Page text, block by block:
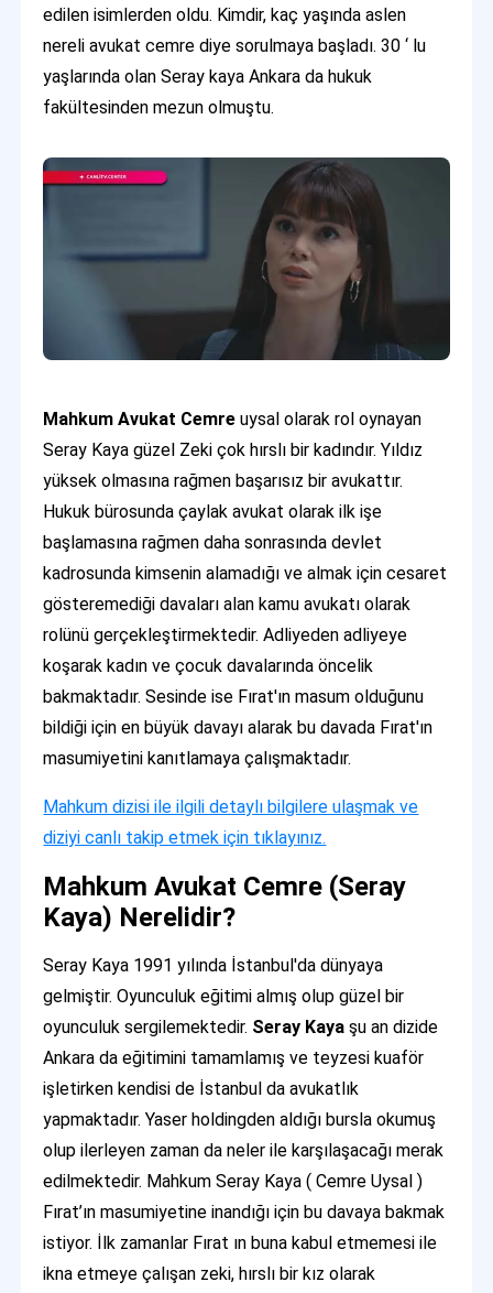
edilen isimlerden oldu. Kimdir, kaç yaşında aslen
nereli avukat cemre diye sorulmaya başladı. 30 ‘ lu
yaşlarında olan Seray kaya Ankara da hukuk
fakültesinden mezun olmuştu.
Mahkum Avukat Cemre uysal olarak rol oynayan
Seray Kaya güzel Zeki çok hırslı bir kadındır. Yıldız
yüksek olmasına rağmen başarısız bir avukattır.
Hukuk bürosunda çaylak avukat olarak ilk işe
başlamasına rağmen daha sonrasında devlet
kadrosunda kimsenin alamadığı ve almak için cesaret
gösteremediği davaları alan kamu avukatı olarak
rolünü gerçekleştirmektedir. Adliyeden adliyeye
koşarak kadın ve çocuk davalarında öncelik
bakmaktadır. Sesinde ise Fırat'ın masum olduğunu
bildiği için en büyük davayı alarak bu davada Fırat'ın
masumiyetini kanıtlamaya çalışmaktadır.
Mahkum dizisi ile ilgili detaylı bilgilere ulaşmak ve
diziyi canlı takip etmek için tıklayınız.
Mahkum Avukat Cemre (Seray
Kaya) Nerelidir?
Seray Kaya 1991 yılında İstanbul'da dünyaya
gelmiştir. Oyunculuk eğitimi almış olup güzel bir
oyunculuk sergilemektedir. Seray Kaya şu an dizide
Ankara da eğitimini tamamlamış ve teyzesi kuaför
işletirken kendisi de İstanbul da avukatlık
yapmaktadır. Yaser holdingden aldığı bursla okumuş
olup ilerleyen zaman da neler ile karşılaşacağı merak
edilmektedir. Mahkum Seray Kaya ( Cemre Uysal )
Fırat’ın masumiyetine inandığı için bu davaya bakmak
istiyor. İlk zamanlar Fırat ın buna kabul etmemesi ile
ikna etmeye çalışan zeki, hırslı bir kız olarak